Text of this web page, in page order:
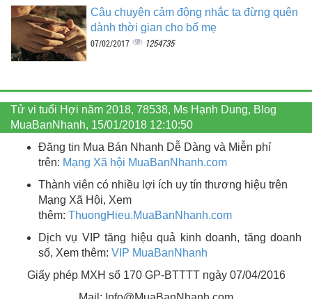
Câu chuyện cảm động nhắc ta đừng quên
dành thời gian cho bố mẹ
07/02/2017 1254735
Tử vi tuổi Hợi năm 2018, 78538, Ms Hạnh Dung, Blog
MuaBanNhanh, 15/01/2018 12:10:50
Đăng tin Mua Bán Nhanh Dễ Dàng và Miễn phí
trên: Mạng Xã hội MuaBanNhanh.com
Thành viên có nhiều lợi ích uy tín thương hiệu trên
Mạng Xã Hội, Xem
thêm: ThuongHieu.MuaBanNhanh.com
Dịch vụ VIP tăng hiệu quả kinh doanh, tăng doanh
số, Xem thêm: VIP MuaBanNhanh
Giấy phép MXH số 170 GP-BTTTT ngày 07/04/2016